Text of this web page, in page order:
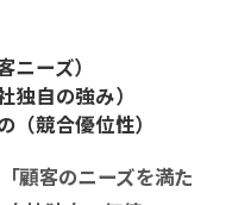
ーズ）
独自の強み）
競合優位性）
「顧客のニーズを満た